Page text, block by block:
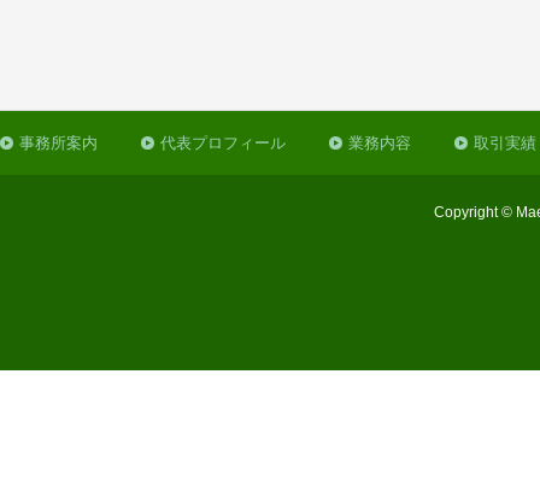
事務所案内 代表プロフィール 業務内容 取引実績
Copyright ©